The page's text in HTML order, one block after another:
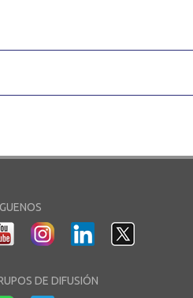
DE DIFUSIÓN